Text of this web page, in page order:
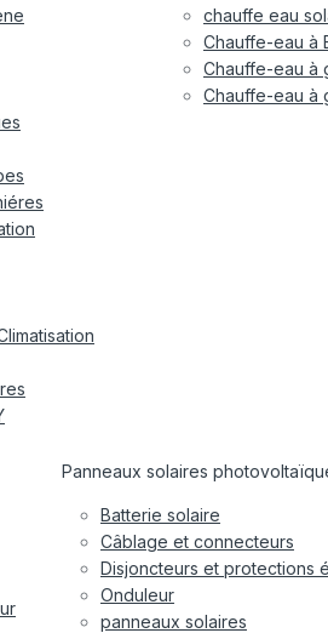
chauffe eau
Chauffe-eau à
Chauffe-eau à
Chauffe-eau à
Panneaux solaires
Batterie solaire
Câblage et connecteurs
Disjoncteurs et protections
Onduleur
panneaux solaires